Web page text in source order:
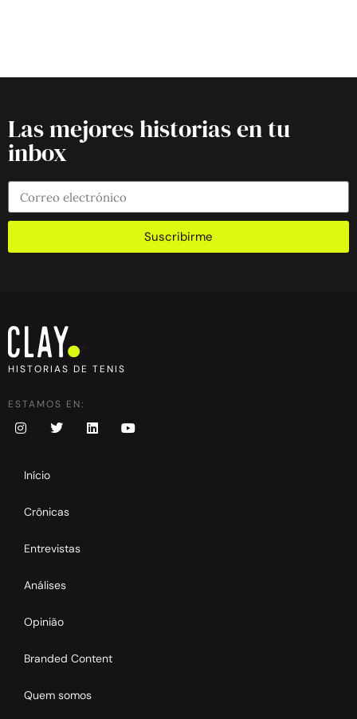
Las mejores historias en tu
inbox
Suscribirme
HISTORIAS DE TENIS
ESTAMOS EN:
Início
Crônicas
Entrevistas
Análises
Opinião
Branded Content
Quem somos